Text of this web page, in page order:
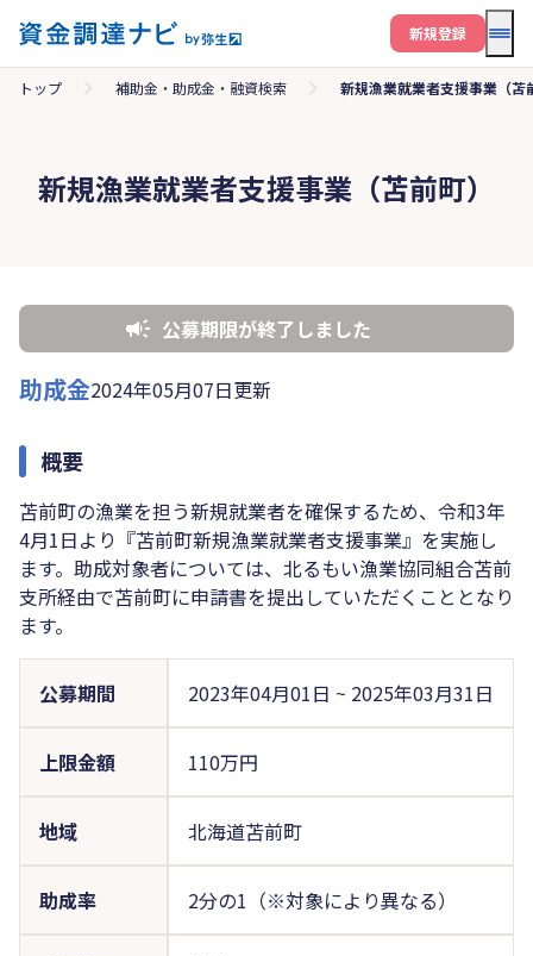
メ
新規登録
トップ 補助金・助成金・融資検索 新規漁業就業者支援事業（苫
新規漁業就業者支援事業（苫前町）
公募期限が終了しました
助成金2024年05月07日更新
概要
苫前町の漁業を担う新規就業者を確保するため、令和3年
4月1日より『苫前町新規漁業就業者支援事業』を実施し
ます。助成対象者については、北るもい漁業協同組合苫前
支所経由で苫前町に申請書を提出していただくこととなり
ます。
公募期間 2023年04月01日 ~ 2025年03月31日
上限金額 110万円
地域 北海道苫前町
助成率 2分の1（※対象により異なる）